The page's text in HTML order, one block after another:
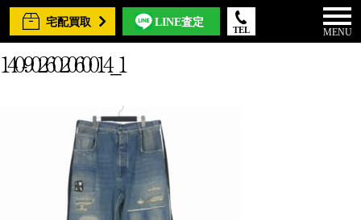
宅配買取 LINE査定
TEL MENU
140-902602060014_1